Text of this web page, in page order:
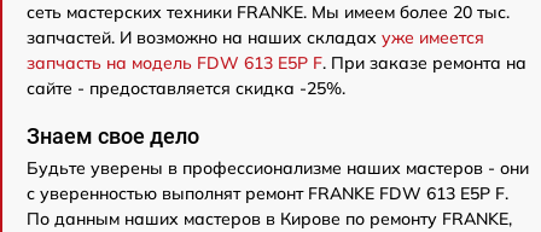
сеть мастерских техники FRANKE. Мы имеем более 20 тыс.
запчастей. И возможно на наших складах уже имеется
запчасть на модель FDW 613 E5P F. При заказе ремонта на
сайте - предоставляется скидка -25%.
Знаем свое дело
Будьте уверены в профессионализме наших мастеров - они
с уверенностью выполнят ремонт FRANKE FDW 613 E5P F.
По данным наших мастеров в Кирове по ремонту FRANKE,